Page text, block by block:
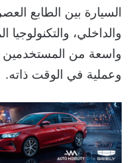
السيارة بين الطابع
والداخلي،
واسعة من المستخدمين
وعملية في الوقت ذاته.